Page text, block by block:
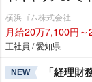
横浜ゴム株式会社
月給20万7,100円
正社員 / 愛知県
NEW 「経理財